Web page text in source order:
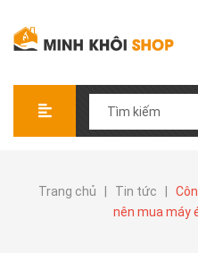
Trang chủ Tin tức
nên mua máy